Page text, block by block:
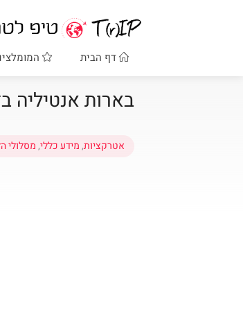
דף הבית
בארות אנטיליה
אטרקציות,מידע כללי,מסלולי